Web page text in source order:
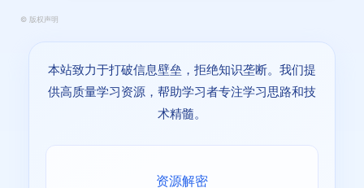
© 版权声明
本站致力于打破信息壁垒，拒绝知识垄断。我们提
供高质量学习资源，帮助学习者专注学习思路和技
术精髓。
资源解密